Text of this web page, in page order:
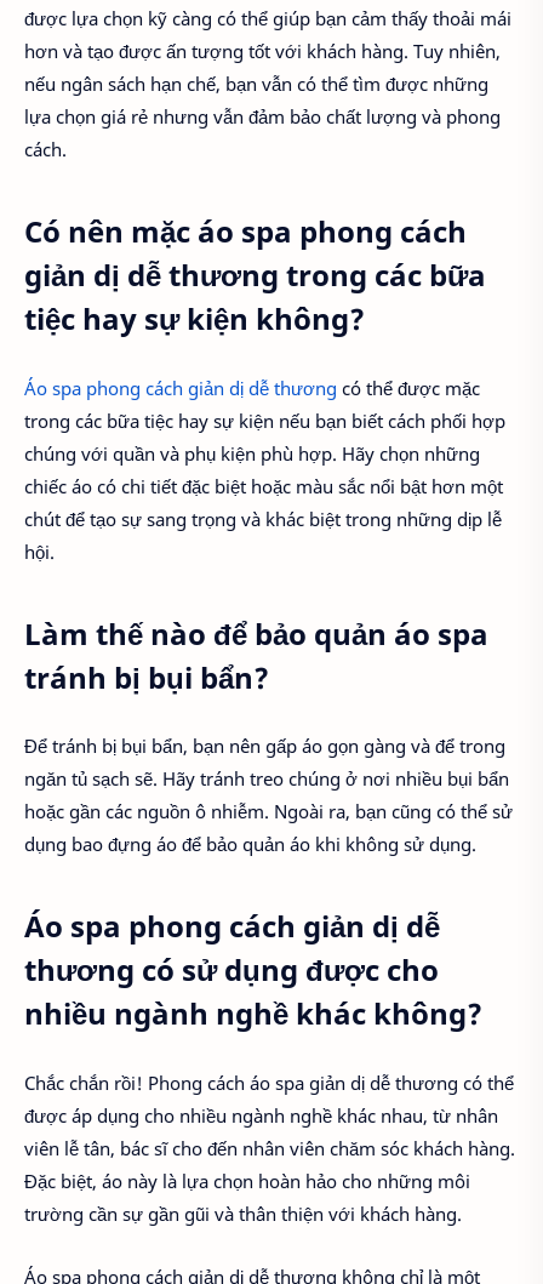
được lựa chọn kỹ càng có thể giúp bạn cảm thấy thoải mái
hơn và tạo được ấn tượng tốt với khách hàng. Tuy nhiên,
nếu ngân sách hạn chế, bạn vẫn có thể tìm được những
lựa chọn giá rẻ nhưng vẫn đảm bảo chất lượng và phong
cách.
Có nên mặc áo spa phong cách
giản dị dễ thương trong các bữa
tiệc hay sự kiện không?
Áo spa phong cách giản dị dễ thương có thể được mặc
trong các bữa tiệc hay sự kiện nếu bạn biết cách phối hợp
chúng với quần và phụ kiện phù hợp. Hãy chọn những
chiếc áo có chi tiết đặc biệt hoặc màu sắc nổi bật hơn một
chút để tạo sự sang trọng và khác biệt trong những dịp lễ
hội.
Làm thế nào để bảo quản áo spa
tránh bị bụi bẩn?
Để tránh bị bụi bẩn, bạn nên gấp áo gọn gàng và để trong
ngăn tủ sạch sẽ. Hãy tránh treo chúng ở nơi nhiều bụi bẩn
hoặc gần các nguồn ô nhiễm. Ngoài ra, bạn cũng có thể sử
dụng bao đựng áo để bảo quản áo khi không sử dụng.
Áo spa phong cách giản dị dễ
thương có sử dụng được cho
nhiều ngành nghề khác không?
Chắc chắn rồi! Phong cách áo spa giản dị dễ thương có thể
được áp dụng cho nhiều ngành nghề khác nhau, từ nhân
viên lễ tân, bác sĩ cho đến nhân viên chăm sóc khách hàng.
Đặc biệt, áo này là lựa chọn hoàn hảo cho những môi
trường cần sự gần gũi và thân thiện với khách hàng.
Áo spa phong cách giản dị dễ thương không chỉ là một